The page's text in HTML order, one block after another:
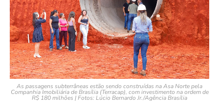
As passagens subterrâneas estão sendo construídas na Asa Norte pela
Companhia Imobiliária de Brasília (Terracap), com investimento na ordem de
R$ 180 milhões | Fotos: Lúcio Bernardo Jr./Agência Brasília